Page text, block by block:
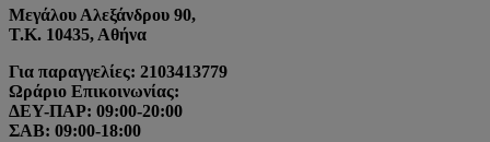
Μεγάλου Αλεξάνδρου 90,
Τ.Κ. 10435, Αθήνα
Για παραγγελίες: 2103413779
Ωράριο Επικοινωνίας:
ΔΕΥ-ΠΑΡ: 09:00-20:00
ΣΑΒ: 09:00-18:00